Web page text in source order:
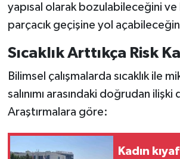
yapısal olarak bozulabileceğini ve
parçacık geçişine yol
Sıcaklık Arttıkça Risk
Bilimsel çalışmalarda sıcaklık ile
salınımı arasındaki doğrudan
Araştırmalara göre:
Kadın